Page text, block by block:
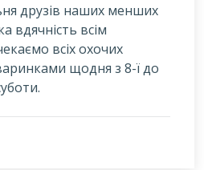
друзів наших менших
вдячність всім
всіх охочих
щодня з 8-ї до